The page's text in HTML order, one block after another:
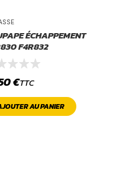
ÉCHAPPEMENT
F4R832
€TTC
AU PANIER